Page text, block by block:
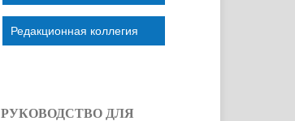
Редакционная коллегия
РУКОВОДСТВО ДЛЯ